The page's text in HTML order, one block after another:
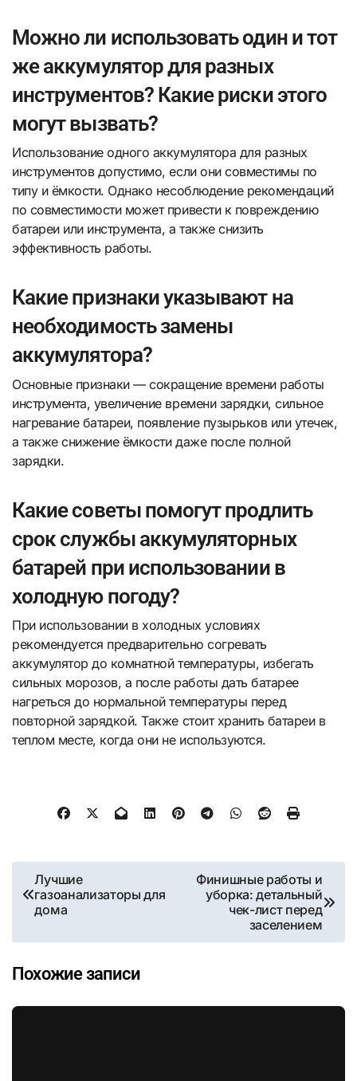
Можно ли использовать один и тот
же аккумулятор для разных
инструментов? Какие риски этого
могут вызвать?
Использование одного аккумулятора для разных
инструментов допустимо, если они совместимы по
типу и ёмкости. Однако несоблюдение рекомендаций
по совместимости может привести к повреждению
батареи или инструмента, а также снизить
эффективность работы.
Какие признаки указывают на
необходимость замены
аккумулятора?
Основные признаки — сокращение времени работы
инструмента, увеличение времени зарядки, сильное
нагревание батареи, появление пузырьков или утечек,
а также снижение ёмкости даже после полной
зарядки.
Какие советы помогут продлить
срок службы аккумуляторных
батарей при использовании в
холодную погоду?
При использовании в холодных условиях
рекомендуется предварительно согревать
аккумулятор до комнатной температуры, избегать
сильных морозов, а после работы дать батарее
нагреться до нормальной температуры перед
повторной зарядкой. Также стоит хранить батареи в
теплом месте, когда они не используются.
Навигация
по
Лучшие
газоанализаторы для
дома
Финишные работы и
уборка: детальный
чек-лист перед
заселением
Похожие записи